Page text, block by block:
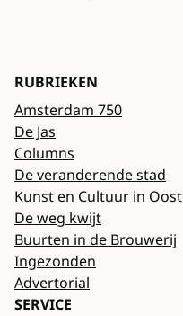
RUBRIEKEN
Amsterdam 750
De Jas
Columns
De veranderende stad
Kunst en Cultuur in Oost
De weg kwijt
Buurten in de Brouwerij
Ingezonden
Advertorial
SERVICE